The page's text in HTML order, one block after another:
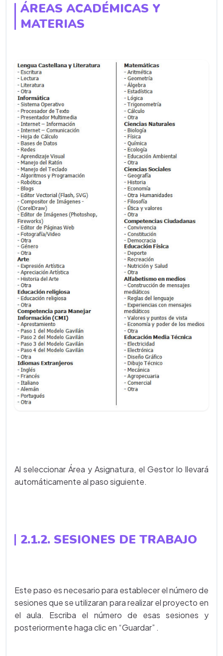
ÁREAS ACADÉMICAS Y
MATERIAS
Al seleccionar Área y Asignatura, el Gestor lo llevará
automáticamente al paso siguiente.
2.1.2. SESIONES DE TRABAJO
Este paso es necesario para establecer el número de
sesiones que se utilizaran para realizar el proyecto en
el aula. Escriba el número de esas sesiones y
posteriormente haga clic en “Guardar” .